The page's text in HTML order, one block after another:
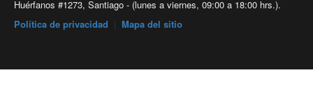
Huérfanos #1273, Santiago - (lunes a viernes, 09:00 a 18:00 hrs.).
Política de privacidad
Mapa del sitio